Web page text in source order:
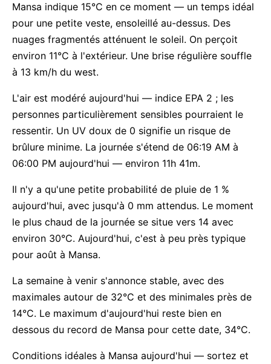
Mansa indique 15°C en ce moment — un temps idéal
pour une petite veste, ensoleillé au-dessus. Des
nuages fragmentés atténuent le soleil. On perçoit
environ 11°C à l'extérieur. Une brise régulière souffle
à 13 km/h du west.
L'air est modéré aujourd'hui — indice EPA 2 ; les
personnes particulièrement sensibles pourraient le
ressentir. Un UV doux de 0 signifie un risque de
brûlure minime. La journée s'étend de 06:19 AM à
06:00 PM aujourd'hui — environ 11h 41m.
Il n'y a qu'une petite probabilité de pluie de 1 %
aujourd'hui, avec jusqu'à 0 mm attendus. Le moment
le plus chaud de la journée se situe vers 14 avec
environ 30°C. Aujourd'hui, c'est à peu près typique
pour août à Mansa.
La semaine à venir s'annonce stable, avec des
maximales autour de 32°C et des minimales près de
14°C. Le maximum d'aujourd'hui reste bien en
dessous du record de Mansa pour cette date, 34°C.
Conditions idéales à Mansa aujourd'hui — sortez et